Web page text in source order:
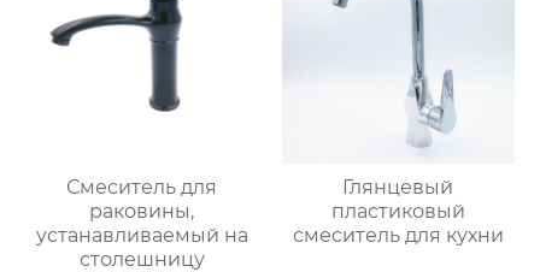
Смеситель для
раковины,
устанавливаемый на
столешницу
Глянцевый
пластиковый
смеситель для кухни